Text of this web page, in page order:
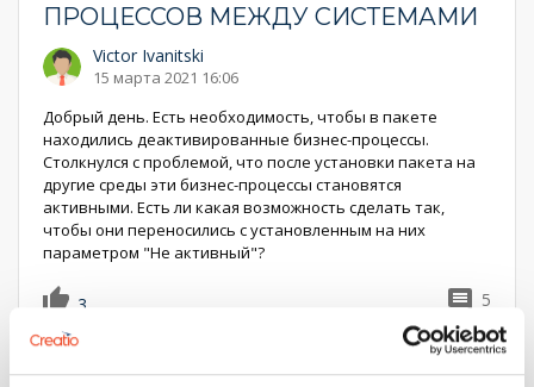
ПРОЦЕССОВ МЕЖДУ СИСТЕМАМИ
Victor Ivanitski
15 марта 2021 16:06
Добрый день. Есть необходимость, чтобы в пакете
находились деактивированные бизнес-процессы.
Столкнулся с проблемой, что после установки пакета на
другие среды эти бизнес-процессы становятся
активными. Есть ли какая возможность сделать так,
чтобы они переносились с установленным на них
параметром "Не активный"?
3 5
1